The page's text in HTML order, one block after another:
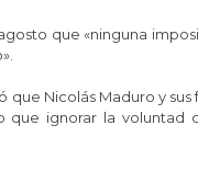
que «ninguna
que Nicolás Maduro y
ignorar la voluntad